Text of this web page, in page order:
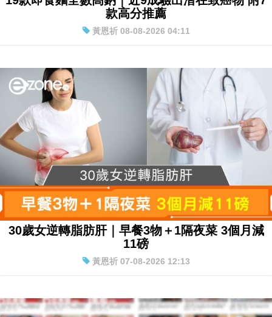
款高分推薦
黃恩祈 08-08-2026 04:11
30歲女逆轉脂肪肝｜早餐3物＋1隔夜菜 3個月減
11磅
黃恩祈 07-08-2026 12:13